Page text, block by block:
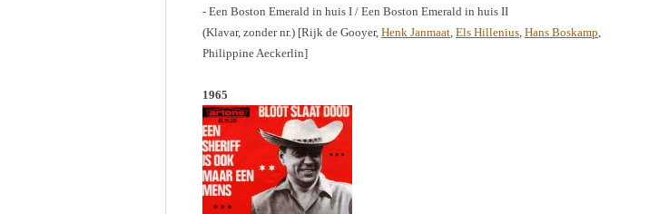
- Een Boston Emerald in huis I / Een Boston Emerald in huis II
(Klavar, zonder nr.) [Rijk de Gooyer, Henk Janmaat, Els Hillenius, Hans Boskamp,
Philippine Aeckerlin]
1965